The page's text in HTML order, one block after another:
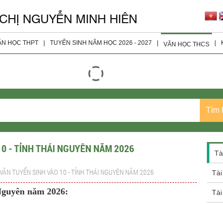
NGUYỄN MINH HIÊN
HỌC THPT
Nghị Luận Văn Học
Tài Liệu Bổ Sung
Tài Liệu Lớp 10
Tài liệu Lớp 12
TUYỂN SINH NĂM HỌC 2026 - 2027 VĂN HỌC THCS
Tài Liệu Lớp
Tài Liệu Lớp
Tìm
- TỈNH THÁI NGUYÊN NĂM 2026
TUYỂN SINH VÀO 10 - TỈNH THÁI NGUYÊN NĂM 2026
năm 2026: